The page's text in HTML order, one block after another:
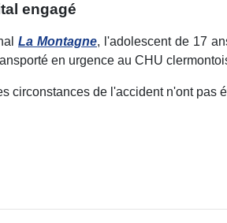
engagé
La Montagne, l'adolescent de 17
en urgence au CHU
circonstances de l'accident n'ont pas